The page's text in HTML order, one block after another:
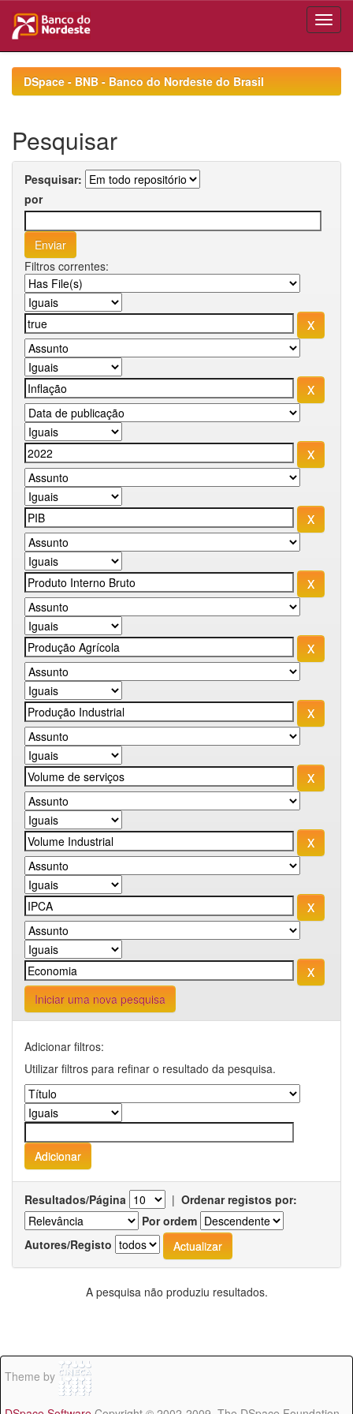
navigationDSpace - BNB - Banco do Nordeste do Brasil
Pesquisar
Pesquisar:
por
Filtros correntes:
Iniciar uma nova pesquisa
Adicionar filtros:
Utilizar filtros para refinar o resultado da pesquisa.
Resultados/Página | Ordenar registos por:
Por ordem
Autores/Registo
A pesquisa não produziu resultados.
Theme by